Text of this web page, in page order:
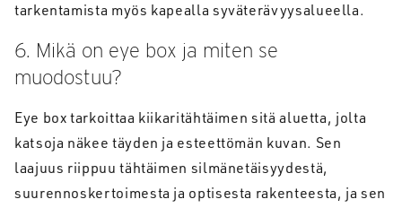
tarkentamista myös kapealla syväterävyysalueella.
6. Mikä on eye box ja miten se
muodostuu?
Eye box tarkoittaa kiikaritähtäimen sitä aluetta, jolta
katsoja näkee täyden ja esteettömän kuvan. Sen
laajuus riippuu tähtäimen silmänetäisyydestä,
suurennoskertoimesta ja optisesta rakenteesta, ja sen